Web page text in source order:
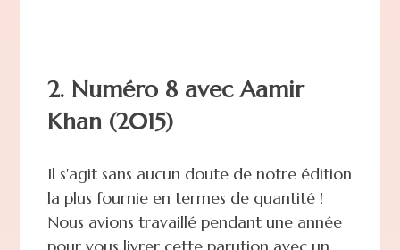
2. Numéro 8 avec Aamir
Khan (2015)
Il s'agit sans aucun doute de notre édition
la plus fournie en termes de quantité !
Nous avions travaillé pendant une année